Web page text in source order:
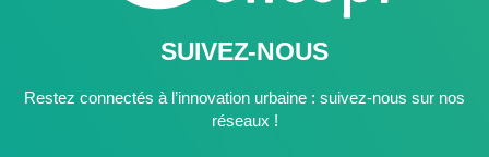
SUIVEZ-NOUS
Restez connectés à l’innovation urbaine : suivez-nous sur nos
réseaux !